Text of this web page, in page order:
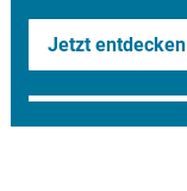
Jetzt entdecken